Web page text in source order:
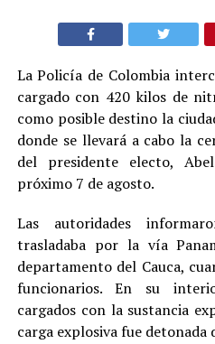
La Policía de Colombia
cargado con 420 kilos de
como posible destino la
donde se llevará a cabo la
del presidente electo,
próximo 7 de agosto.
Las autoridades
trasladaba por la vía
departamento del Cauca,
funcionarios. En su
cargados con la sustancia
carga explosiva fue detonada